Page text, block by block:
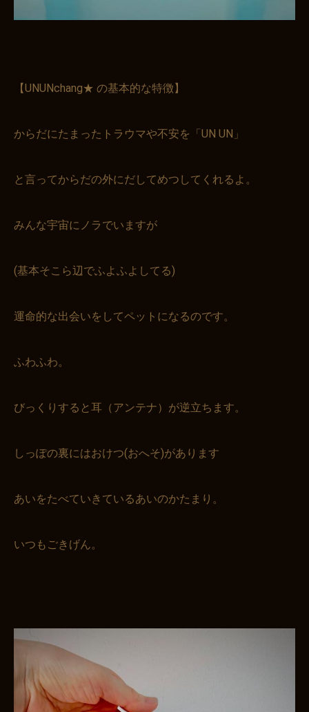
【UNUNchang★ の基本的な特徴】
からだにたまったトラウマや不安を「UN UN」
と言ってからだの外にだしてめつしてくれるよ。
みんな宇宙にノラでいますが
(基本そこら辺でふよふよしてる)
運命的な出会いをしてペットになるのです。
ふわふわ。
びっくりすると耳（アンテナ）が逆立ちます。
しっぽの裏にはおけつ(おへそ)があります
あいをたべていきているあいのかたまり。
いつもごきげん。